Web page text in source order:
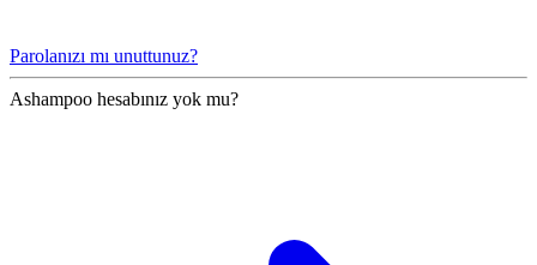
Parolanızı mı unuttunuz?
Ashampoo hesabınız yok mu?